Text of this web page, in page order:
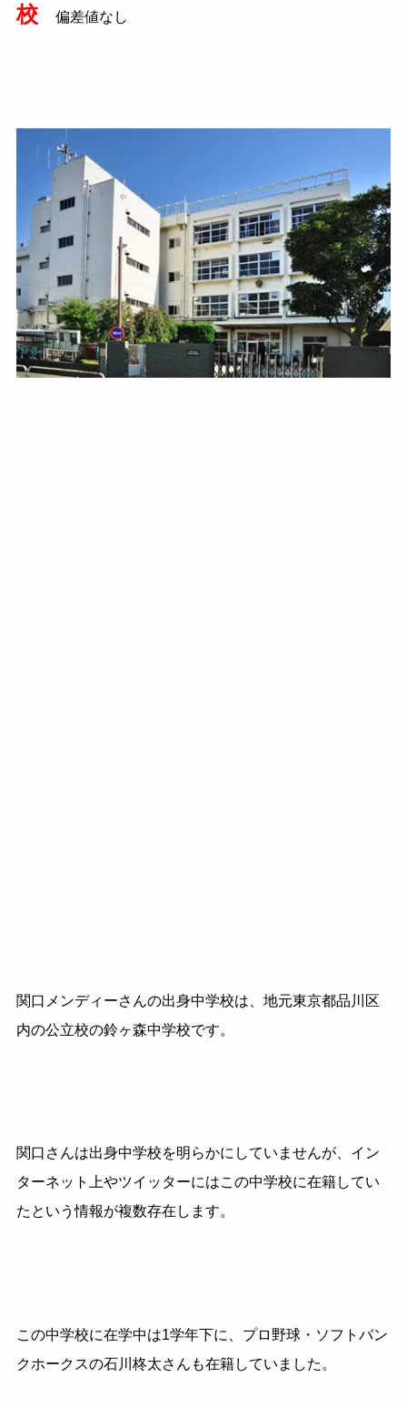
校
偏差値なし
関口メンディーさんの出身中学校は、地元東京都品川区
内の公立校の鈴ヶ森中学校です。
関口さんは出身中学校を明らかにしていませんが、イン
ターネット上やツイッターにはこの中学校に在籍してい
たという情報が複数存在します。
この中学校に在学中は1学年下に、プロ野球・ソフトバン
クホークスの石川柊太さんも在籍していました。